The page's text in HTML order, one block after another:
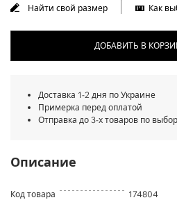
Найти свой размер Как
ДОБАВИТЬ В
Доставка 1-2 дня по Украине
Примерка перед оплатой
Отправка до 3-х товаров по
Описание
Код товара
174804